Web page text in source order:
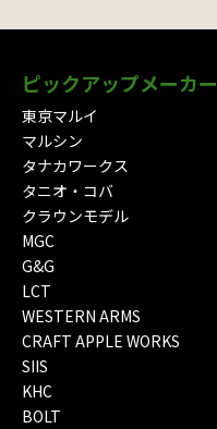
ピックアップメーカー
東京マルイ
マルシン
タナカワークス
タニオ・コバ
クラウンモデル
MGC
G&G
LCT
WESTERN ARMS
CRAFT APPLE WORKS
SIIS
KHC
BOLT